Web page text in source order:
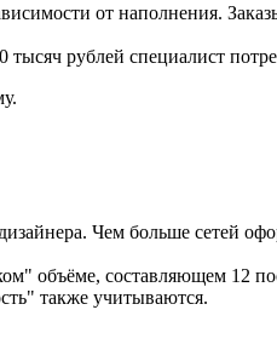
от наполнения.
рублей специалист
Чем больше сетей
объёме, составляющем 12
также учитываются.